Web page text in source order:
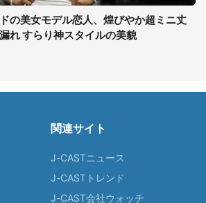
の美女モデル恋人、煌びやか超ミニ丈
れ すらり神スタイルの美貌
関連サイト
J-CASTニュース
J-CASTトレンド
J-CAST会社ウォッチ